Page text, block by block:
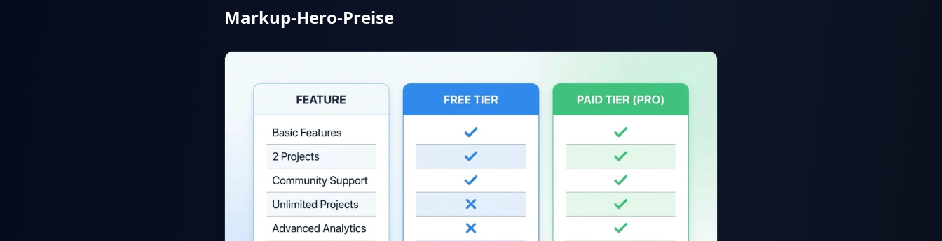
Markup-Hero-Preise